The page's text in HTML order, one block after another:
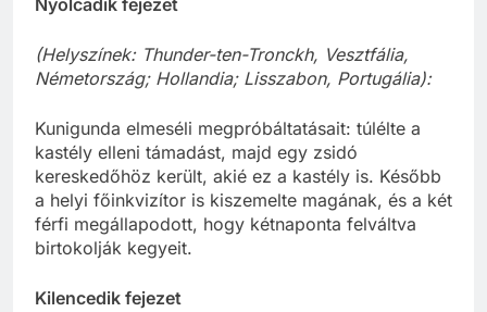
Nyolcadik fejezet
(Helyszínek: Thunder-ten-Tronckh, Vesztfália,
Németország; Hollandia; Lisszabon, Portugália):
Kunigunda elmeséli megpróbáltatásait: túlélte a
kastély elleni támadást, majd egy zsidó
kereskedőhöz került, akié ez a kastély is. Később
a helyi főinkvizítor is kiszemelte magának, és a két
férfi megállapodott, hogy kétnaponta felváltva
birtokolják kegyeit.
Kilencedik fejezet